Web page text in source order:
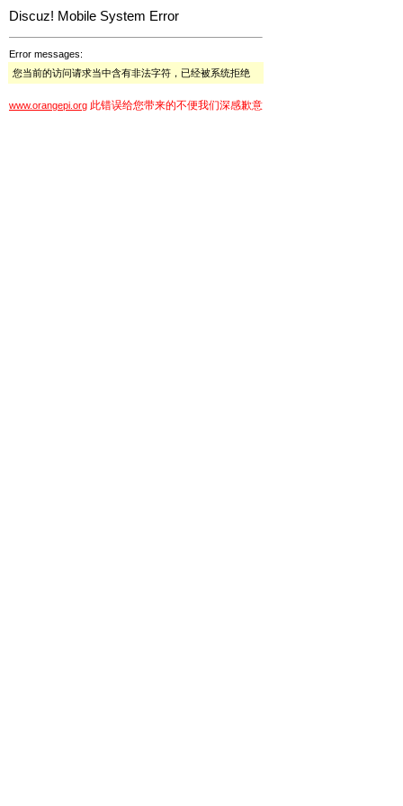
Discuz! Mobile System Error
Error messages:
您当前的访问请求当中含有非法字符，已经被系统拒绝
www.orangepi.org 此错误给您带来的不便我们深感歉意